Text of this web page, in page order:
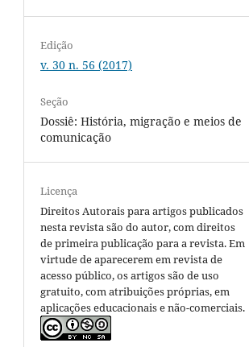
Edição
v. 30 n. 56 (2017)
Seção
Dossiê: História, migração e meios de
comunicação
Licença
Direitos Autorais para artigos publicados
nesta revista são do autor, com direitos
de primeira publicação para a revista. Em
virtude de aparecerem em revista de
acesso público, os artigos são de uso
gratuito, com atribuições próprias, em
aplicações educacionais e não-comerciais.